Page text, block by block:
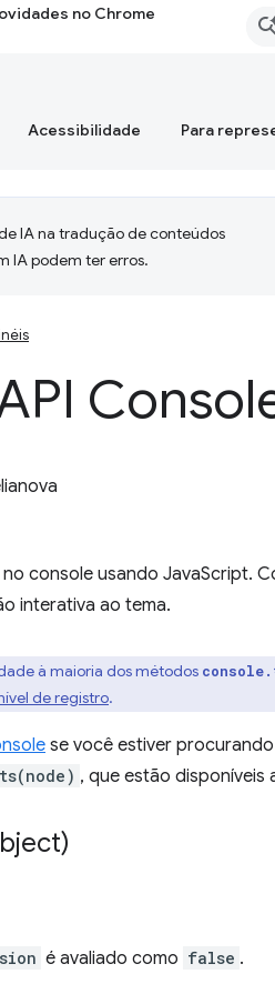
no Chrome
Acessibilidade Para
IA na tradução de conteúdos
IA podem ter erros.
console usando JavaScript.
interativa ao tema.
à maioria dos métodos
de registro.
se você estiver
, que estão disponíveis
é avaliado como false .